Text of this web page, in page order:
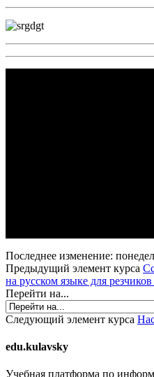
Последнее изменение:
Предыдущий элемент курса
на русском языке для
Перейти на...
Следующий элемент курса
edu.kulavsky
Учебная платформа по